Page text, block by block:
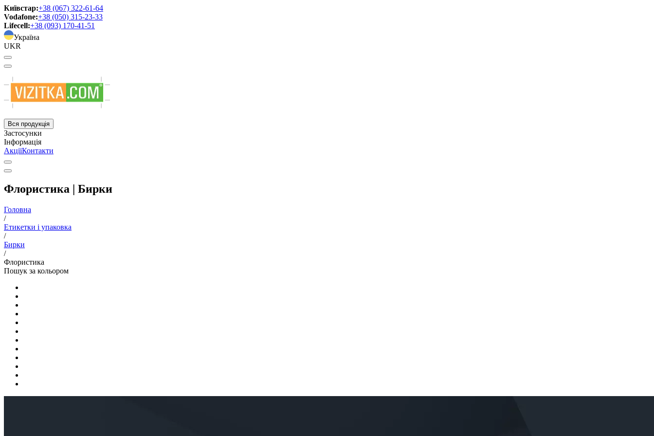
Київстар:+38 (067) 322-61-64
Vodafone:+38 (050) 315-23-33
Lifecell:+38 (093) 170-41-51
Україна
UKR
Вся продукція
Застосунки
Інформація
АкціїКонтакти
Флористика | Бирки
Головна
/
Етикетки і упаковка
/
Бирки
/
Флористика
Пошук за кольором